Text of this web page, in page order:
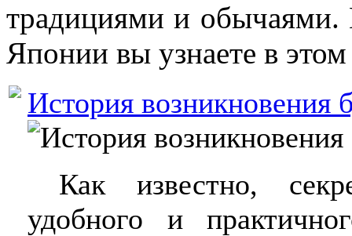
традициями и обычаями.
Японии вы узнаете в этом
История возникновения
Как известно,
удобного и